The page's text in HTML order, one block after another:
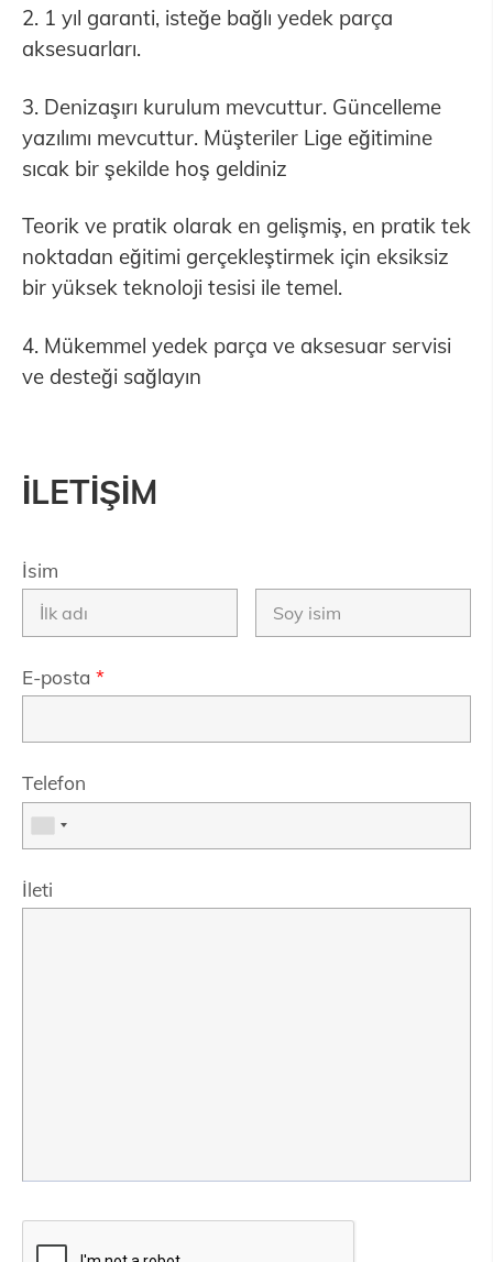
2. 1 yıl garanti, isteğe bağlı yedek parça
aksesuarları.
3. Denizaşırı kurulum mevcuttur. Güncelleme
yazılımı mevcuttur. Müşteriler Lige eğitimine
sıcak bir şekilde hoş geldiniz
Teorik ve pratik olarak en gelişmiş, en pratik tek
noktadan eğitimi gerçekleştirmek için eksiksiz
bir yüksek teknoloji tesisi ile temel.
4. Mükemmel yedek parça ve aksesuar servisi
ve desteği sağlayın
İLETİŞİM
İsim
E-posta *
Telefon
İleti